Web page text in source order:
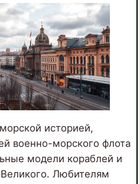
историей,
военно-морского флота
модели кораблей и
Любителям